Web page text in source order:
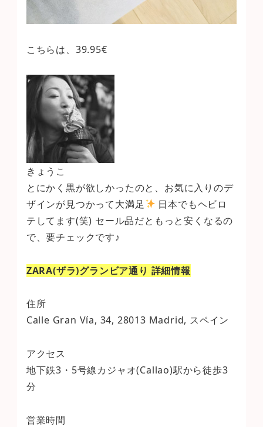
こちらは、39.95€
きょうこ
とにかく黒が欲しかったのと、お気に入りのデ
ザインが見つかって大満足
日本でもヘビロ
テしてます(笑) セール品だともっと安くなるの
で、要チェックです♪
ZARA(ザラ)グランビア通り 詳細情報
住所
Calle Gran Vía, 34, 28013 Madrid, スペイン
アクセス
地下鉄3・5号線カジャオ(Callao)駅から徒歩3
分
営業時間